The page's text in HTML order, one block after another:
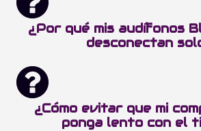
¿Por qué mis audífonos
desconectan
¿Cómo evitar que mi
ponga lento con el